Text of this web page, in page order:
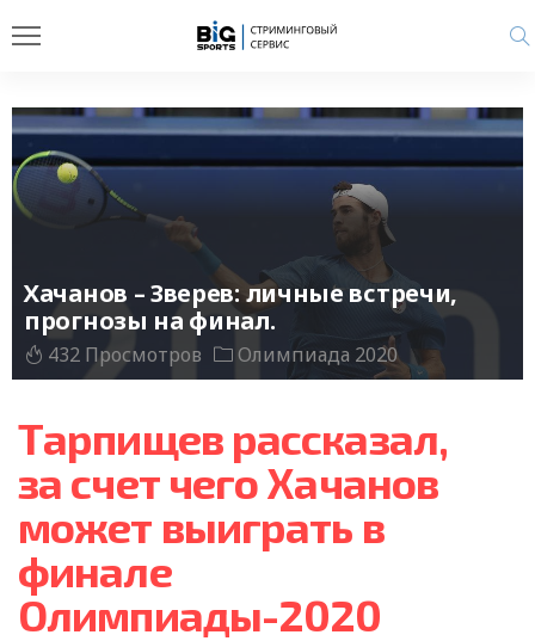
Хачанов – Зверев: личные встречи,
прогнозы на финал.
432 Просмотров Олимпиада 2020
Тарпищев рассказал,
за счет чего Хачанов
может выиграть в
финале
Олимпиады-2020